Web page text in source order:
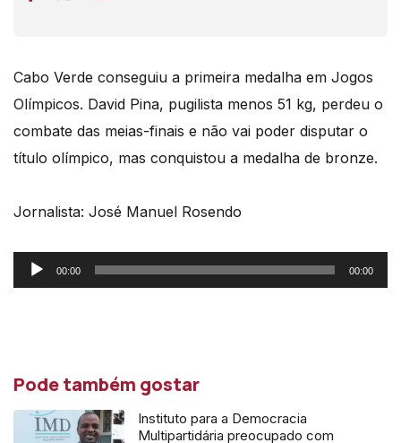
Cabo Verde conseguiu a primeira medalha em Jogos
Olímpicos. David Pina, pugilista menos 51 kg, perdeu o
combate das meias-finais e não vai poder disputar o
título olímpico, mas conquistou a medalha de bronze.
Jornalista: José Manuel Rosendo
Reprodutor
de
00:00 00:00
Pode também gostar
Instituto para a Democracia
Multipartidária preocupado com